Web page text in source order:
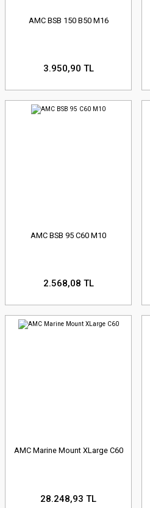
AMC BSB 150 B50 M16
3.950,90 TL
AMC BSB 95 C60 M10
2.568,08 TL
AMC Marine Mount XLarge C60
28.248,93 TL